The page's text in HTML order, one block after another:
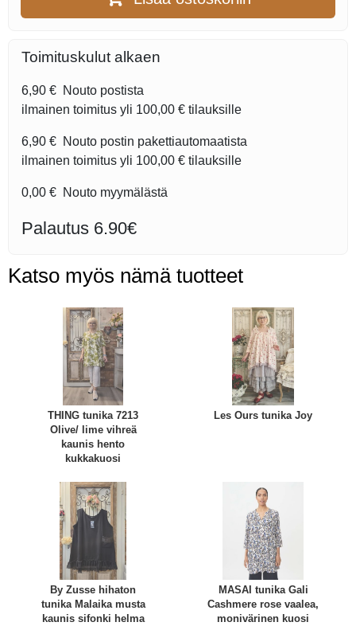
Toimituskulut alkaen
6,90 € Nouto postista
ilmainen toimitus yli 100,00 € tilauksille
6,90 € Nouto postin pakettiautomaatista
ilmainen toimitus yli 100,00 € tilauksille
0,00 € Nouto myymälästä
Palautus 6.90€
Katso myös nämä tuotteet
THING tunika 7213
Olive/ lime vihreä
kaunis hento
kukkakuosi
Les Ours tunika Joy
By Zusse hihaton
tunika Malaika musta
kaunis sifonki helma
MASAI tunika Gali
Cashmere rose vaalea,
monivärinen kuosi